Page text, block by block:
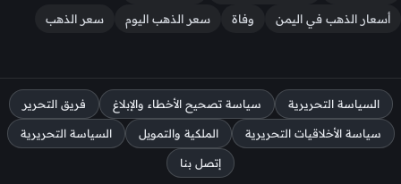
أسعار الذهب في اليمن
وفاة سعر الذهب اليوم سعر الذهب
السياسة التحريرية سياسة تصحيح الأخطاء والإبلاغ فريق التحرير
سياسة الأخلاقيات التحريرية الملكية والتمويل السياسة التحريرية
إتصل بنا